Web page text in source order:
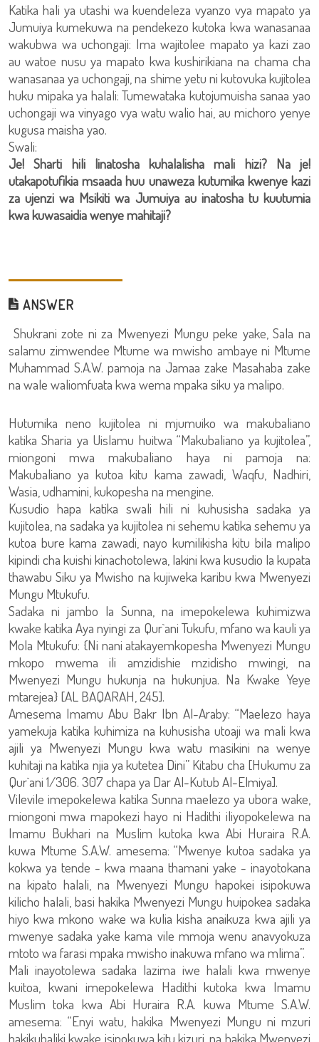
Katika hali ya utashi wa kuendeleza vyanzo vya mapato ya
Jumuiya kumekuwa na pendekezo kutoka kwa wanasanaa
wakubwa wa uchongaji: Ima wajitolee mapato ya kazi zao
au watoe nusu ya mapato kwa kushirikiana na chama cha
wanasanaa ya uchongaji, na shime yetu ni kutovuka kujitolea
huku mipaka ya halali: Tumewataka kutojumuisha sanaa yao
uchongaji wa vinyago vya watu walio hai, au michoro yenye
kugusa maisha yao.
Swali:
Je! Sharti hili linatosha kuhalalisha mali hizi? Na je!
utakapotufikia msaada huu unaweza kutumika kwenye kazi
za ujenzi wa Msikiti wa Jumuiya au inatosha tu kuutumia
kwa kuwasaidia wenye mahitaji?
ANSWER
Shukrani zote ni za Mwenyezi Mungu peke yake, Sala na
salamu zimwendee Mtume wa mwisho ambaye ni Mtume
Muhammad S.A.W. pamoja na Jamaa zake Masahaba zake
na wale waliomfuata kwa wema mpaka siku ya malipo.
Hutumika neno kujitolea ni mjumuiko wa makubaliano
katika Sharia ya Uislamu huitwa “Makubaliano ya kujitolea”,
miongoni mwa makubaliano haya ni pamoja na:
Makubaliano ya kutoa kitu kama zawadi, Waqfu, Nadhiri,
Wasia, udhamini, kukopesha na mengine.
Kusudio hapa katika swali hili ni kuhusisha sadaka ya
kujitolea, na sadaka ya kujitolea ni sehemu katika sehemu ya
kutoa bure kama zawadi, nayo kumilikisha kitu bila malipo
kipindi cha kuishi kinachotolewa, lakini kwa kusudio la kupata
thawabu Siku ya Mwisho na kujiweka karibu kwa Mwenyezi
Mungu Mtukufu.
Sadaka ni jambo la Sunna, na imepokelewa kuhimizwa
kwake katika Aya nyingi za Qur`ani Tukufu, mfano wa kauli ya
Mola Mtukufu: {Ni nani atakayemkopesha Mwenyezi Mungu
mkopo mwema ili amzidishie mzidisho mwingi, na
Mwenyezi Mungu hukunja na hukunjua. Na Kwake Yeye
mtarejea} [AL BAQARAH, 245].
Amesema Imamu Abu Bakr Ibn Al-Araby: “Maelezo haya
yamekuja katika kuhimiza na kuhusisha utoaji wa mali kwa
ajili ya Mwenyezi Mungu kwa watu masikini na wenye
kuhitaji na katika njia ya kutetea Dini” Kitabu cha [Hukumu za
Qur`ani 1/306. 307 chapa ya Dar Al-Kutub Al-Elmiya].
Vilevile imepokelewa katika Sunna maelezo ya ubora wake,
miongoni mwa mapokezi hayo ni Hadithi iliyopokelewa na
Imamu Bukhari na Muslim kutoka kwa Abi Huraira R.A.
kuwa Mtume S.A.W. amesema: “Mwenye kutoa sadaka ya
kokwa ya tende - kwa maana thamani yake - inayotokana
na kipato halali, na Mwenyezi Mungu hapokei isipokuwa
kilicho halali, basi hakika Mwenyezi Mungu huipokea sadaka
hiyo kwa mkono wake wa kulia kisha anaikuza kwa ajili ya
mwenye sadaka yake kama vile mmoja wenu anavyokuza
mtoto wa farasi mpaka mwisho inakuwa mfano wa mlima”.
Mali inayotolewa sadaka lazima iwe halali kwa mwenye
kuitoa, kwani imepokelewa Hadithi kutoka kwa Imamu
Muslim toka kwa Abi Huraira R.A. kuwa Mtume S.A.W.
amesema: “Enyi watu, hakika Mwenyezi Mungu ni mzuri
hakikubaliki kwake isipokuwa kitu kizuri, na hakika Mwenyezi